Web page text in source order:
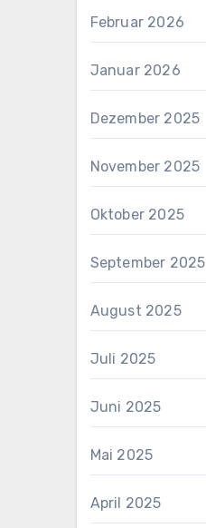
Februar 2026
Januar 2026
Dezember 2025
November 2025
Oktober 2025
September 2025
August 2025
Juli 2025
Juni 2025
Mai 2025
April 2025